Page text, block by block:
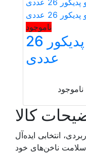
ناموجود
ست مانیکور و پدیکور 26
عددی
ناموجود
کالا
با 8 ابزار کاربردی، انتخابی ایده‌آل
سلامت ناخن‌های خود